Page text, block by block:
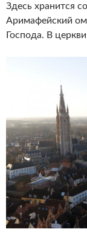
Здесь хранится
Аримафейский
Господа. В